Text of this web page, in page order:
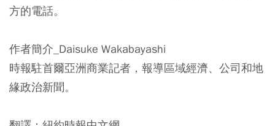
方的電話。
作者簡介_Daisuke Wakabayashi
時報駐首爾亞洲商業記者，報導區域經濟、公司和地
緣政治新聞。